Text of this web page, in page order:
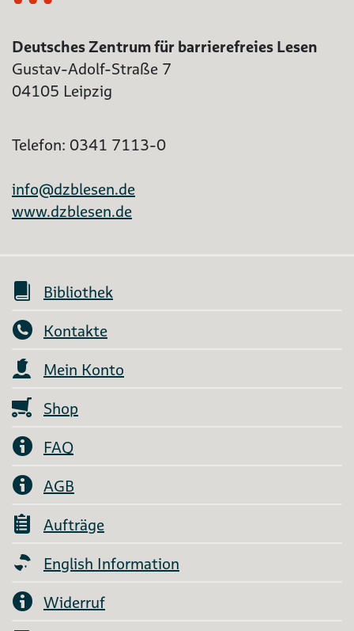
Deutsches Zentrum für barrierefreies Lesen
Gustav-Adolf-Straße 7
04105 Leipzig
Telefon: 0341 7113-0
info@dzblesen.de
www.dzblesen.de
Bibliothek
Kontakte
Mein Konto
Shop
FAQ
AGB
Aufträge
English Information
Widerruf